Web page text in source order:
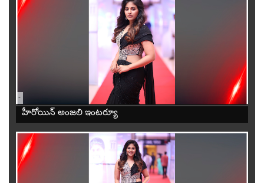
-
హీరోయిన్ అంజలి ఇంటర్యూ